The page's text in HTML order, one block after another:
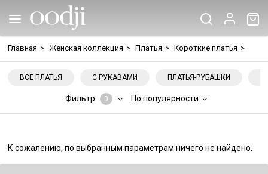
Главная > Женская коллекция > Платья > Короткие платья >
ВСЕ ПЛАТЬЯ С РУКАВАМИ ПЛАТЬЯ-РУБАШКИ
Фильтр 0 По популярности
К сожалению, по выбранным параметрам ничего не найдено.